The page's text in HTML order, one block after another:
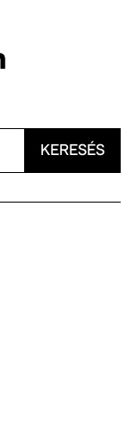
KERESÉS